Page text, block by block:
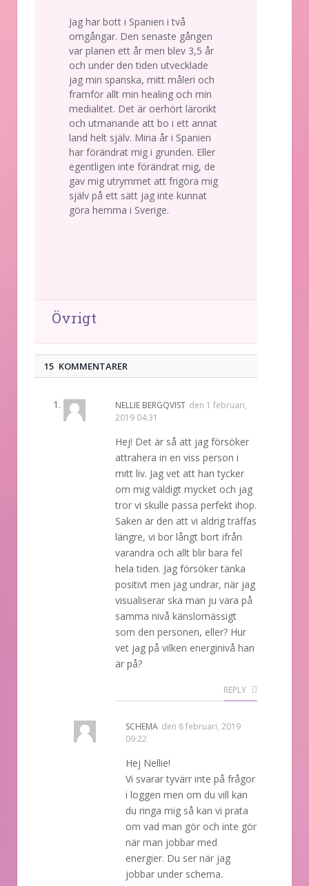
Jag har bott i Spanien i två
omgångar. Den senaste gången
var planen ett år men blev 3,5 år
och under den tiden utvecklade
jag min spanska, mitt måleri och
framför allt min healing och min
medialitet. Det är oerhört lärorikt
och utmanande att bo i ett annat
land helt själv. Mina år i Spanien
har förändrat mig i grunden. Eller
egentligen inte förändrat mig, de
gav mig utrymmet att frigöra mig
själv på ett sätt jag inte kunnat
göra hemma i Sverige.
Övrigt
15 KOMMENTARER
NELLIE BERGQVIST den 1 februari,
2019 04:31
Hej! Det är så att jag försöker
attrahera in en viss person i
mitt liv. Jag vet att han tycker
om mig väldigt mycket och jag
tror vi skulle passa perfekt ihop.
Saken är den att vi aldrig träffas
längre, vi bor långt bort ifrån
varandra och allt blir bara fel
hela tiden. Jag försöker tänka
positivt men jag undrar, när jag
visualiserar ska man ju vara på
samma nivå känslomässigt
som den personen, eller? Hur
vet jag på vilken energinivå han
är på?
REPLY
SCHEMA den 8 februari, 2019
09:22
Hej Nellie!
Vi svarar tyvärr inte på frågor
i loggen men om du vill kan
du ringa mig så kan vi prata
om vad man gör och inte gör
när man jobbar med
energier. Du ser när jag
jobbar under schema.